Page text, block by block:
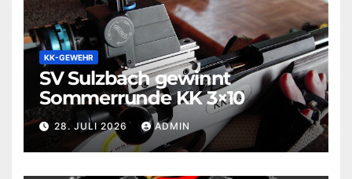
KK-GEWEHR
SV Sulzbach gewinnt
Sommerrunde KK 3×10
28. JULI 2026 ADMIN